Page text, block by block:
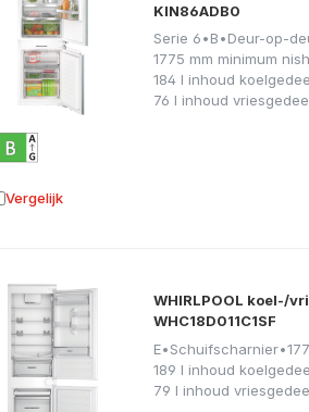
KIN86ADB0
Serie 6•B•Deur-op-
1775 mm minimum
184 l inhoud
76 l inhoud
Vergelijk aan vergelijking
WHIRLPOOL koel-/
WHC18D011C1SF
E•Schuifscharnier•
189 l inhoud
79 l inhoud